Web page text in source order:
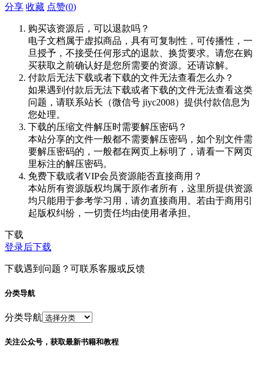
分享 收藏 点赞(0)
购买该资源后，可以退款吗？
电子文档属于虚拟商品，具有可复制性，可传播性，一
旦授予，不接受任何形式的退款、换货要求。请您在购
买获取之前确认好是您所需要的资源。还请谅解。
付款后无法下载或者下载的文件无法查看怎么办？
如果遇到付款后无法下载或者下载的文件无法查看这类
问题，请联系站长（微信号 jiyc2008）提供付款信息为
您处理。
下载的压缩文件解压时需要解压密码？
本站分享的文件一般都不需要解压密码，如个别文件需
要解压密码的，一般都在网页上标明了，请看一下网页
里标注的解压密码。
免费下载或者VIP会员资源能否直接商用？
本站所有资源版权均属于原作者所有，这里所提供资源
均只能用于参考学习用，请勿直接商用。若由于商用引
起版权纠纷，一切责任均由使用者承担。
下载
登录后下载
下载遇到问题？可联系客服或反馈
分类导航
分类导航
关注公众号，获取最新书籍和教程